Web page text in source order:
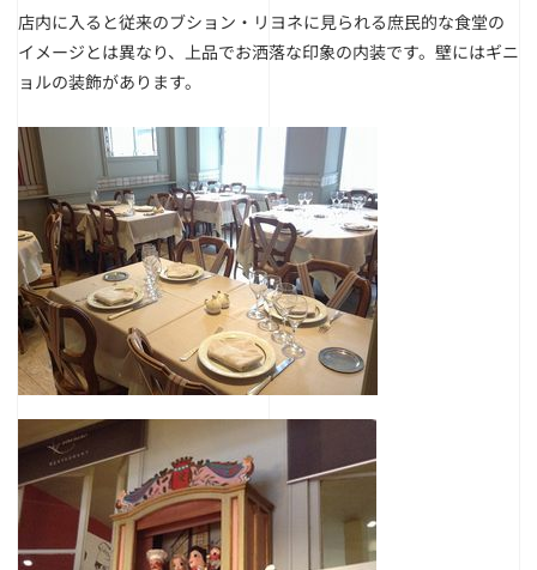
店内に入ると従来のブション・リヨネに見られる庶民的な食堂の
イメージとは異なり、上品でお洒落な印象の内装です。壁にはギニ
ョルの装飾があります。